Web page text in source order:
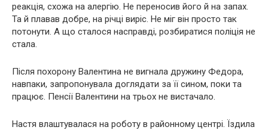
реакція, схожа на алергію. Не переносив його й на запах.
Та й плавав добре, на річці виріс. Не міг він просто так
потонути. А що сталося насправді, розбиратися поліція не
стала.
Після похорону Валентина не вигнала дружину Федора,
навпаки, запропонувала доглядати за її сином, поки та
працює. Пенсії Валентини на трьох не вистачало.
Настя влаштувалася на роботу в районному центрі. Їздила